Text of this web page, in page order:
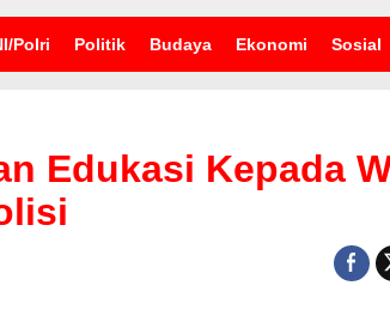
Polri Politik Budaya Ekonomi Sosial
Edukasi Kepada